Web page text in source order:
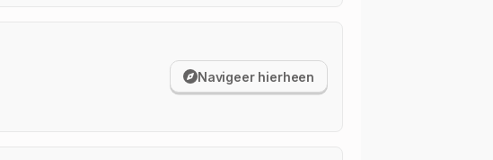
Navigeer hierheen